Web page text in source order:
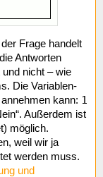
Frage handelt
Antworten
nicht – wie
Die Variablen-
kann: 1
Außerdem ist
möglich.
weil wir ja
werden muss.
und